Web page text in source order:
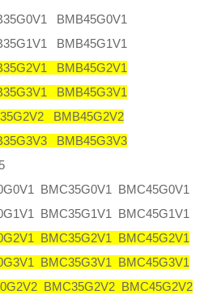
BMB45G0V1
BMB45G1V1
BMB45G2V1
BMB45G3V1
BMB45G2V2
BMB45G3V3
BMC35G0V1 BMC45G0V1
BMC35G1V1 BMC45G1V1
BMC35G2V1 BMC45G2V1
BMC35G3V1 BMC45G3V1
BMC35G2V2 BMC45G2V2